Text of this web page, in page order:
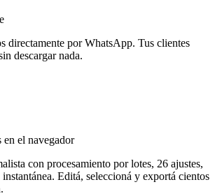
directamente por WhatsApp. Tus clientes
descargar nada.
en el navegador
con procesamiento por lotes, 26 ajustes,
Editá, seleccioná y exportá cientos